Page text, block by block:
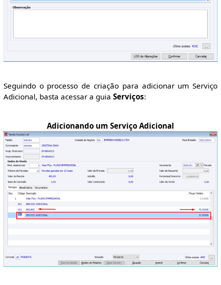
Seguindo o processo de criação para adicionar um Serviço
Adicional, basta acessar a guia Serviços:
Adicionando um Serviço Adicional